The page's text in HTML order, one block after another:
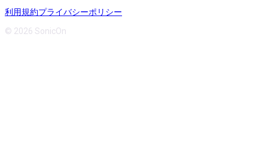
利用規約プライバシーポリシー
© 2026 SonicOn